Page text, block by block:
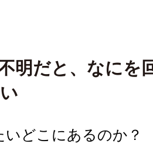
明だと、なにを
どこにあるのか？